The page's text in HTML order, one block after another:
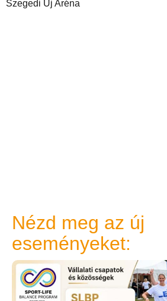
Szegedi Új Aréna
Nézd meg az új
eseményeket: